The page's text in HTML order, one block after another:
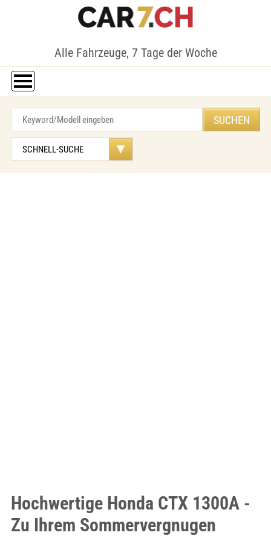
Alle Fahrzeuge, 7 Tage der Woche
Hochwertige Honda CTX 1300A -
Zu Ihrem Sommervergnugen